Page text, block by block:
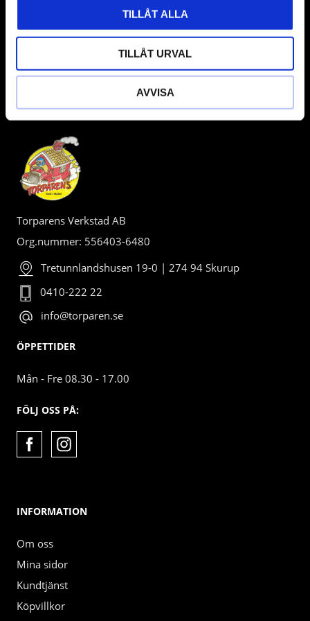
TILLÅT ALLA
TILLÅT URVAL
AVVISA
BUTIK
Torparens Verkstad AB
Org.nummer: 556403-6480
Tretunnlandshusen 19-0 | 274 94 Skurup
0410-222 22
info@torparen.se
ÖPPETTIDER
Mån - Fre 08.30 - 17.00
FÖLJ OSS PÅ:
INFORMATION
Om oss
Mina sidor
Kundtjänst
Köpvillkor